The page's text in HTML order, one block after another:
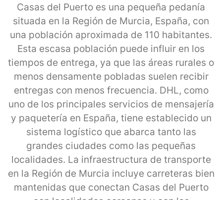
Casas del Puerto es una pequeña pedanía
situada en la Región de Murcia, España, con
una población aproximada de 110 habitantes.
Esta escasa población puede influir en los
tiempos de entrega, ya que las áreas rurales o
menos densamente pobladas suelen recibir
entregas con menos frecuencia. DHL, como
uno de los principales servicios de mensajería
y paquetería en España, tiene establecido un
sistema logístico que abarca tanto las
grandes ciudades como las pequeñas
localidades. La infraestructura de transporte
en la Región de Murcia incluye carreteras bien
mantenidas que conectan Casas del Puerto